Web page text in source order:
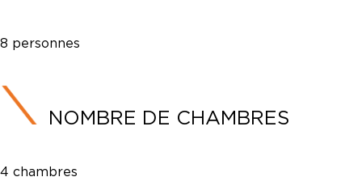
8 personnes
NOMBRE DE CHAMBRES
4 chambres